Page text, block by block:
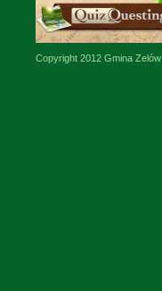
Copyright 2012 Gmina Zelów